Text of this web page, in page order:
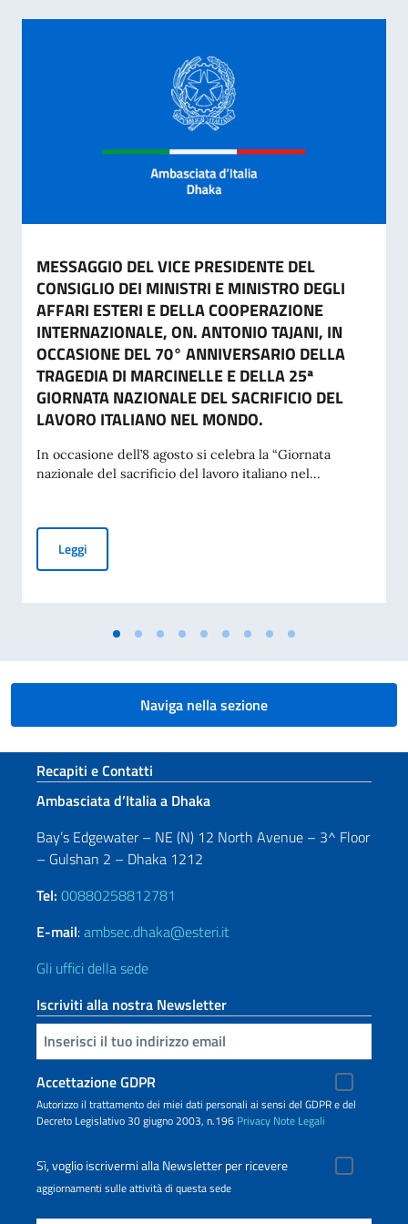
MESSAGGIO DEL VICE PRESIDENTE DEL
CONSIGLIO DEI MINISTRI E MINISTRO DEGLI
AFFARI ESTERI E DELLA COOPERAZIONE
INTERNAZIONALE, ON. ANTONIO TAJANI, IN
OCCASIONE DEL 70° ANNIVERSARIO DELLA
TRAGEDIA DI MARCINELLE E DELLA 25ª
GIORNATA NAZIONALE DEL SACRIFICIO DEL
LAVORO ITALIANO NEL MONDO.
In occasione dell’8 agosto si celebra la “Giornata
nazionale del sacrificio del lavoro italiano nel...
LeggiMESSAGGIO DEL VICE PRESIDENTE DEL CONSIGLIO DEI
Naviga nella sezione
Sezione footer
Recapiti e Contatti
Ambasciata d’Italia a Dhaka
Bay’s Edgewater – NE (N) 12 North Avenue – 3^ Floor
– Gulshan 2 – Dhaka 1212
Tel: 00880258812781
E-mail:ambsec.dhaka@esteri.it
Gli uffici della sede
Iscriviti alla nostra Newsletter
Inserisci la tua email
Accettazione GDPR
Autorizzo il trattamento dei miei dati personali ai sensi del GDPR e del
Decreto Legislativo 30 giugno 2003, n.196 Privacy Note Legali
Sì, voglio iscrivermi alla Newsletter per ricevere
aggiornamenti sulle attività di questa sede